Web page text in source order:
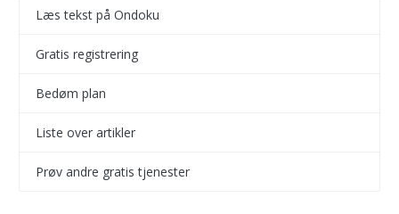
Læs tekst på Ondoku
Gratis registrering
Bedøm plan
Liste over artikler
Prøv andre gratis tjenester